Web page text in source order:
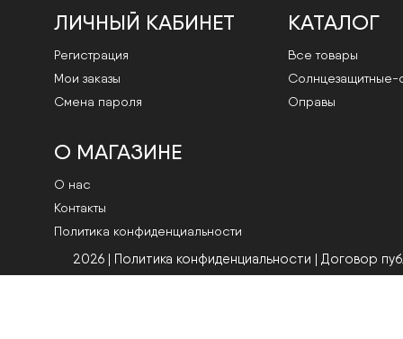
ЛИЧНЫЙ КАБИНЕТ
Регистрация
Мои заказы
Смена пароля
КАТАЛОГ
Все товары
Cолнцезащитные-
Оправы
О МАГАЗИНЕ
О нас
Контакты
Политика конфиденциальности
2026 | Политика конфиденциальности | Договор